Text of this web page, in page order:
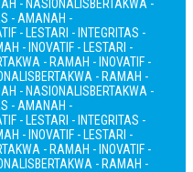
- NASIONALISBERTAKWA -
- AMANAH -
- LESTARI - INTEGRITAS -
- INOVATIF - LESTARI -
- RAMAH - INOVATIF -
BERTAKWA - RAMAH -
- NASIONALISBERTAKWA -
- AMANAH -
- LESTARI - INTEGRITAS -
- INOVATIF - LESTARI -
- RAMAH - INOVATIF -
BERTAKWA - RAMAH -